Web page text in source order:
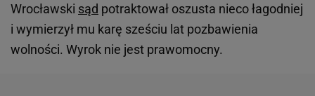
Wrocławski sąd potraktował oszusta nieco łagodniej
i wymierzył mu karę sześciu lat pozbawienia
wolności. Wyrok nie jest prawomocny.